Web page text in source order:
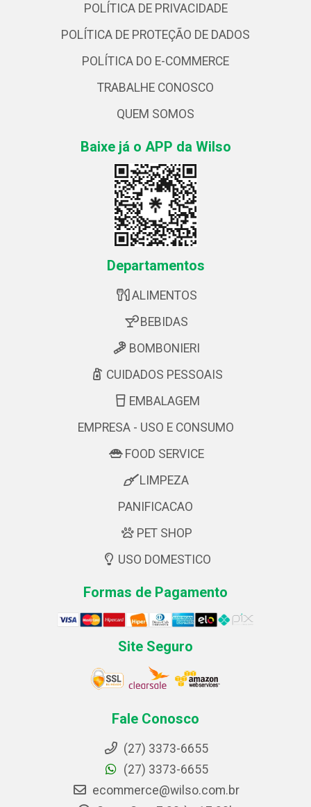
POLÍTICA DE PRIVACIDADE
POLÍTICA DE PROTEÇÃO DE DADOS
POLÍTICA DO E-COMMERCE
TRABALHE CONOSCO
QUEM SOMOS
Baixe já o APP da Wilso
Departamentos
ALIMENTOS
BEBIDAS
BOMBONIERI
CUIDADOS PESSOAIS
EMBALAGEM
EMPRESA - USO E CONSUMO
FOOD SERVICE
LIMPEZA
PANIFICACAO
PET SHOP
USO DOMESTICO
Formas de Pagamento
Site Seguro
Fale Conosco
(27) 3373-6655
(27) 3373-6655
ecommerce@wilso.com.br